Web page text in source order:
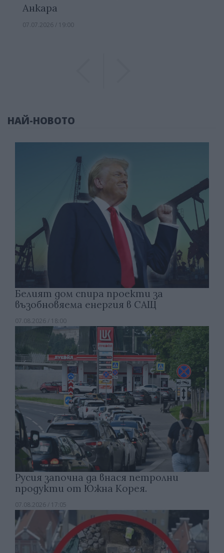
Анкара
07.07.2026 / 19:00
НАЙ-НОВОТО
Белият дом спира проекти за
възобновяема енергия в САЩ
07.08.2026 / 18:00
Русия започна да внася петролни
продукти от Южна Корея.
07.08.2026 / 17:05